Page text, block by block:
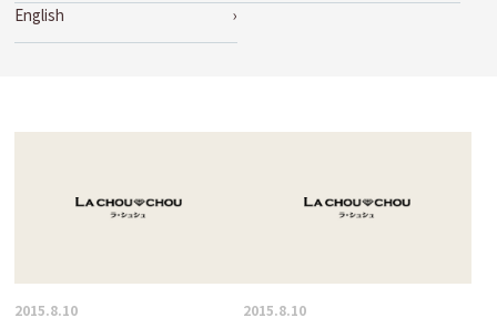
English
2015.8.10 2015.8.10